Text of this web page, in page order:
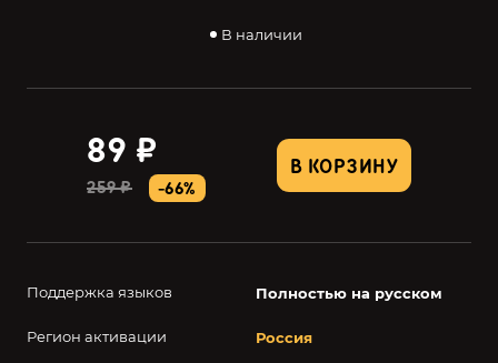
В наличии
В КОРЗИНУ
89 ₽
259 ₽ -66%
Поддержка языков Полностью на русском
Регион активации Россия